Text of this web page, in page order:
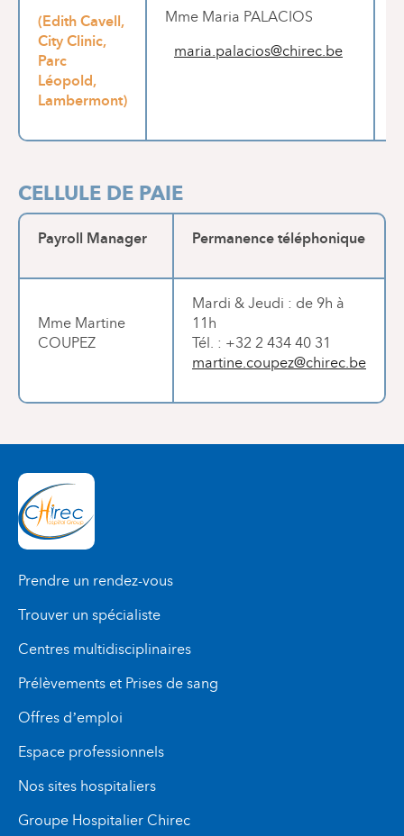
(Edith Cavell,
City Clinic,
Parc
Léopold,
Lambermont)
Mme Maria PALACIOS
maria.palacios@chirec.be
CELLULE DE PAIE
Payroll Manager
Permanence téléphonique
Mme Martine
COUPEZ
Mardi & Jeudi : de 9h à
11h
Tél. : +32 2 434 40 31
martine.coupez@chirec.be
Prendre un rendez-vous
Trouver un spécialiste
Centres multidisciplinaires
Prélèvements et Prises de sang
Offres d’emploi
Espace professionnels
Nos sites hospitaliers
Groupe Hospitalier Chirec